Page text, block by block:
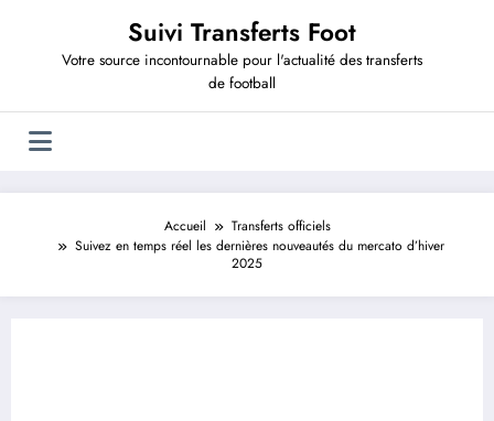
Suivi Transferts Foot
Votre source incontournable pour l'actualité des transferts
de football
Accueil
Transferts officiels
Suivez en temps réel les dernières nouveautés du mercato d’hiver
2025